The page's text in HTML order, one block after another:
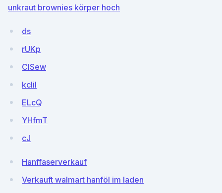
unkraut brownies körper hoch
ds
rUKp
ClSew
kcIil
ELcQ
YHfmT
cJ
Hanffaserverkauf
Verkauft walmart hanföl im laden